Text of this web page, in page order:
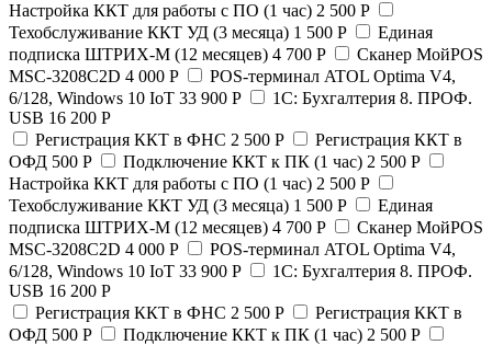
Настройка ККТ для работы с ПО (1 час) 2 500 Р
Техобслуживание ККТ УД (3 месяца) 1 500 Р
Единая
подписка ШТРИХ-М (12 месяцев) 4 700 Р
Сканер МойPOS
MSC-3208C2D 4 000 Р
POS-терминал ATOL Optima V4,
6/128, Windows 10 IoT 33 900 Р
1С: Бухгалтерия 8. ПРОФ.
USB 16 200 Р
Регистрация ККТ в ФНС 2 500 Р
Регистрация ККТ в
ОФД 500 Р Подключение ККТ к ПК (1 час) 2 500 Р
Настройка ККТ для работы с ПО (1 час) 2 500 Р
Техобслуживание ККТ УД (3 месяца) 1 500 Р
Единая
подписка ШТРИХ-М (12 месяцев) 4 700 Р
Сканер МойPOS
MSC-3208C2D 4 000 Р
POS-терминал ATOL Optima V4,
6/128, Windows 10 IoT 33 900 Р
1С: Бухгалтерия 8. ПРОФ.
USB 16 200 Р
Регистрация ККТ в ФНС 2 500 Р
Регистрация ККТ в
ОФД 500 Р Подключение ККТ к ПК (1 час) 2 500 Р